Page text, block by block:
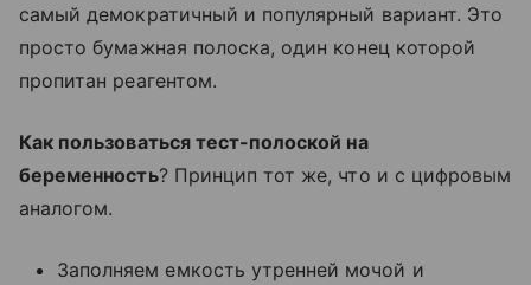
самый демократичный и популярный вариант. Это
просто бумажная полоска, один конец которой
пропитан реагентом.
Как пользоваться тест-полоской на
беременность? Принцип тот же, что и с цифровым
аналогом.
Заполняем емкость утренней мочой и